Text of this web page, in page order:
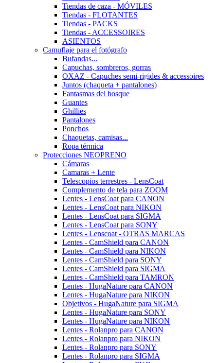
Tiendas de caza - MÓVILES
Tiendas - FLOTANTES
Tiendas - PACKS
Tiendas - ACCESSOIRES
ASIENTOS
Camuflaje para el fotógrafo
Bufandas...
Capuchas, sombreros, gorras
OXAZ - Capuches semi-rigides & accessoires
Juntos (chaqueta + pantalones)
Fantasmas del bosque
Guantes
Ghillies
Pantalones
Ponchos
Chaquetas, camisas...
Ropa térmica
Protecciones NEOPRENO
Cámaras
Camaras + Lente
Telescopios terrestres - LensCoat
Complemento de tela para ZOOM
Lentes - LensCoat para CANON
Lentes - LensCoat para NIKON
Lentes - LensCoat para SIGMA
Lentes - LensCoat para SONY
Lentes - Lenscoat - OTRAS MARCAS
Lentes - CamShield para CANON
Lentes - CamShield para NIKON
Lentes - CamShield para SONY
Lentes - CamShield para SIGMA
Lentes - CamShield para TAMRON
Lentes - HugaNature para CANON
Lentes - HugaNature para NIKON
Objetivos - HugaNature para SIGMA
Lentes - HugaNature para SONY
Lentes - HugaNature para NIKON
Lentes - Rolanpro para CANON
Lentes - Rolanpro para NIKON
Lentes - Rolanpro para SONY
Lentes - Rolanpro para SIGMA